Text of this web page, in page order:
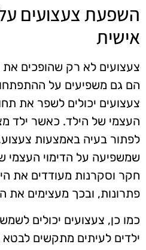
השפעת צעצועים
אישית
צעצועים לא רק שהופכים
הם גם משפיעים על
צעצועים יכולים לשפר את
העצמי של הילד. כאשר ילד
לפתור בעיה באמצעות
שמשפיעה על הדימוי העצמי
חקר וסקרנות מעודדים את
פתרונות, ובכך מעצימים את
כמו כן, צעצועים יכולים
ילדים לעיתים מתקשים